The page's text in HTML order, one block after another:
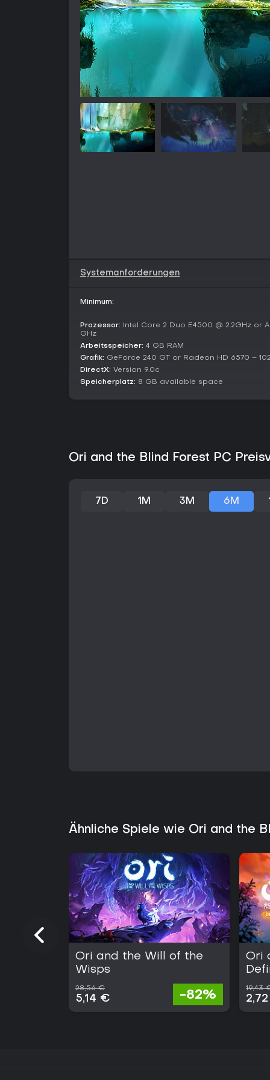
Systemanforderungen
Minimum:
Prozessor: Intel Core 2 Duo E4500 @ 2.2GHz or
GHz
Arbeitsspeicher: 4 GB RAM
Grafik: GeForce 240 GT or Radeon HD 6570 –
DirectX: Version 9.0c
Speicherplatz: 8 GB available space
Ori and the Blind Forest PC
7D 1M 3M 6M
Ähnliche Spiele wie Ori and the
Ori and the Will of the
Wisps
28,56 €
5,14 € -82%
Ori
19,43